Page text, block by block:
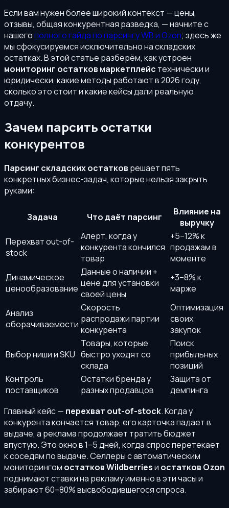
Если вам нужен более широкий контекст — цены,
отзывы, общая конкурентная разведка, — начните с
нашегополного гайда по парсингу WB и Ozon; здесь же
мы сфокусируемся исключительно на складских
остатках. В этой статье разберём, как устроен
мониторинг остатков маркетплейс технически и
юридически, какие методы работают в 2026 году,
сколько это стоит и какие кейсы дали реальную
отдачу.
Зачем парсить остатки
конкурентов
Парсинг складских остатков решает пять
конкретных бизнес-задач, которые нельзя закрыть
руками:
Задача Что даёт парсинг
Влияние на
выручку
Перехват out-of-
stock
Алерт, когда у
конкурента кончился
товар
+5–12% к
продажам в
моменте
Динамическое
ценообразование
Данные о наличии +
цене для установки
своей цены
+3–8% к
марже
Анализ
оборачиваемости
Скорость
распродажи партии
конкурента
Оптимизация
своих
закупок
Выбор ниши и SKU
Товары, которые
быстро уходят со
склада
Поиск
прибыльных
позиций
Контроль
поставщиков
Остатки бренда у
разных продавцов
Защита от
демпинга
Главный кейс — перехват out-of-stock. Когда у
конкурента кончается товар, его карточка падает в
выдаче, а реклама продолжает тратить бюджет
впустую. Это окно в 1–5 дней, когда спрос перетекает
к соседям по выдаче. Селлеры с автоматическим
мониторингом остатков Wildberriesи остатков Ozon
поднимают ставки на рекламу именно в эти часы и
забирают 60–80% высвободившегося спроса.